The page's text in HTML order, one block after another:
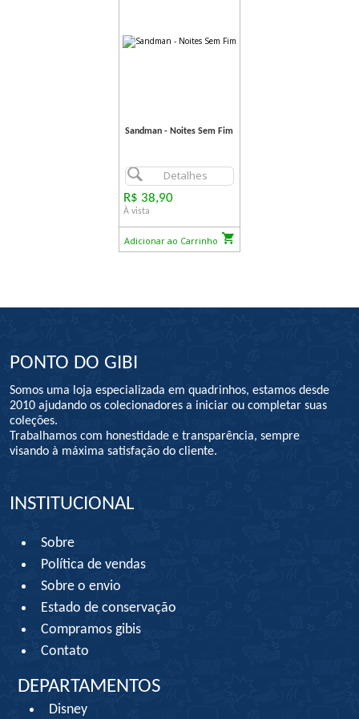
Sandman - Noites Sem Fim
Detalhes
R$ 38,90
À vista
Adicionar ao Carrinho
PONTO DO GIBI
Somos uma loja especializada em quadrinhos, estamos desde
2010 ajudando os colecionadores a iniciar ou completar suas
coleções.
Trabalhamos com honestidade e transparência, sempre
visando à máxima satisfação do cliente.
INSTITUCIONAL
Sobre
Política de vendas
Sobre o envio
Estado de conservação
Compramos gibis
Contato
DEPARTAMENTOS
Disney